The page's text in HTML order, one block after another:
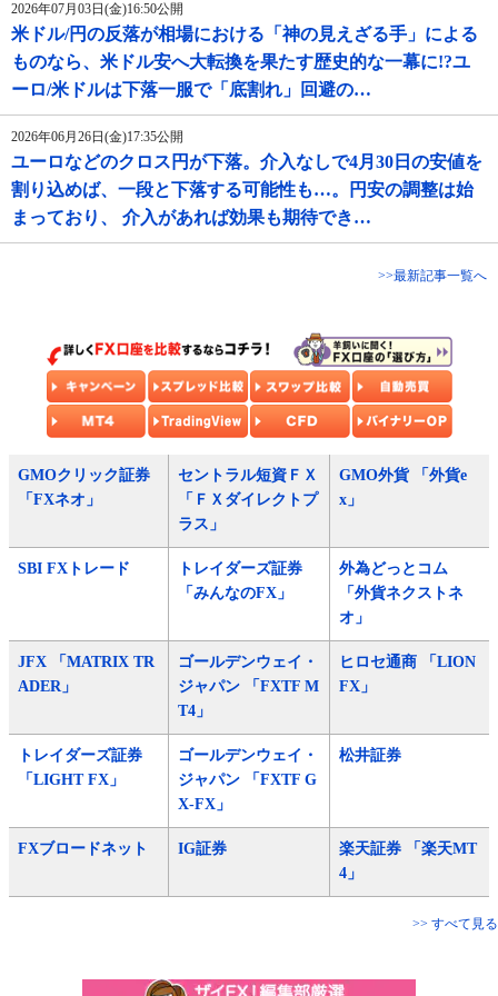
2026年07月03日(金)16:50公開
米ドル/円の反落が相場における「神の見えざる手」による
ものなら、米ドル安へ大転換を果たす歴史的な一幕に!?ユ
ーロ/米ドルは下落一服で「底割れ」回避の…
2026年06月26日(金)17:35公開
ユーロなどのクロス円が下落。介入なしで4月30日の安値を
割り込めば、一段と下落する可能性も…。円安の調整は始
まっており、 介入があれば効果も期待でき…
>>最新記事一覧へ
GMOクリック証券
「FXネオ」
セントラル短資ＦＸ
「ＦＸダイレクトプ
ラス」
GMO外貨 「外貨e
x」
SBI FXトレード
トレイダーズ証券
「みんなのFX」
外為どっとコム
「外貨ネクストネ
オ」
JFX 「MATRIX TR
ADER」
ゴールデンウェイ・
ジャパン 「FXTF M
T4」
ヒロセ通商 「LION
FX」
トレイダーズ証券
「LIGHT FX」
ゴールデンウェイ・
ジャパン 「FXTF G
X-FX」
松井証券
FXブロードネット IG証券
楽天証券 「楽天MT
4」
>> すべて見る